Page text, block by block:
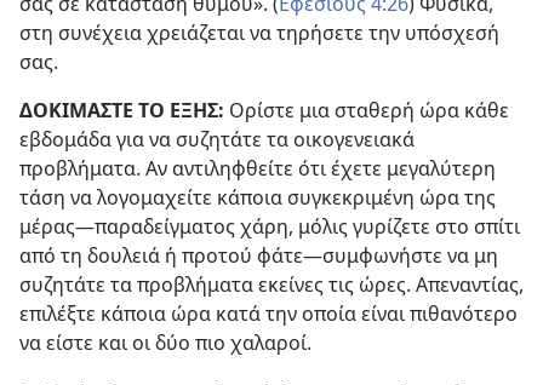
στη συνέχεια χρειάζεται να τηρήσετε την υπόσχεσή
σας.
ΔΟΚΙΜΑΣΤΕ ΤΟ ΕΞΗΣ: Ορίστε μια σταθερή ώρα κάθε
εβδομάδα για να συζητάτε τα οικογενειακά
προβλήματα. Αν αντιληφθείτε ότι έχετε μεγαλύτερη
τάση να λογομαχείτε κάποια συγκεκριμένη ώρα της
μέρας—παραδείγματος χάρη, μόλις γυρίζετε στο σπίτι
από τη δουλειά ή προτού φάτε—συμφωνήστε να μη
συζητάτε τα προβλήματα εκείνες τις ώρες. Απεναντίας,
επιλέξτε κάποια ώρα κατά την οποία είναι πιθανότερο
να είστε και οι δύο πιο χαλαροί.